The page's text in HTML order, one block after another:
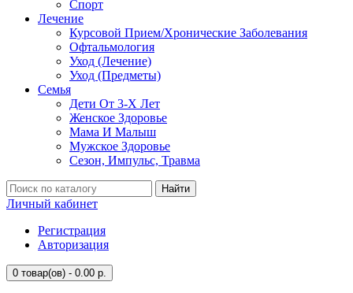
Спорт
Лечение
Курсовой Прием/Хронические Заболевания
Офтальмология
Уход (Лечение)
Уход (Предметы)
Семья
Дети От 3-Х Лет
Женское Здоровье
Мама И Малыш
Мужское Здоровье
Сезон, Импульс, Травма
Найти
Личный кабинет
Регистрация
Авторизация
0 товар(ов) - 0.00 р.